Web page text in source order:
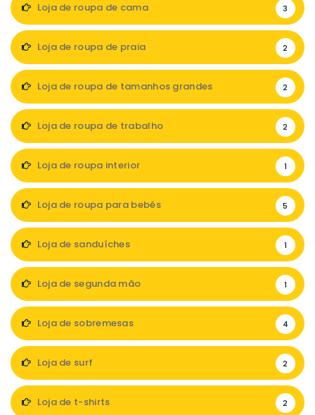
Loja de roupa de cama 3
Loja de roupa de praia 2
Loja de roupa de tamanhos grandes 2
Loja de roupa de trabalho 2
Loja de roupa interior 1
Loja de roupa para bebés 5
Loja de sanduíches 1
Loja de segunda mão 1
Loja de sobremesas 4
Loja de surf 2
Loja de t-shirts 2